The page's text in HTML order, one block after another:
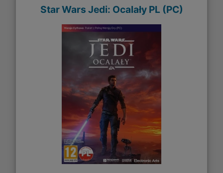
Star Wars Jedi: Ocalały PL (PC)